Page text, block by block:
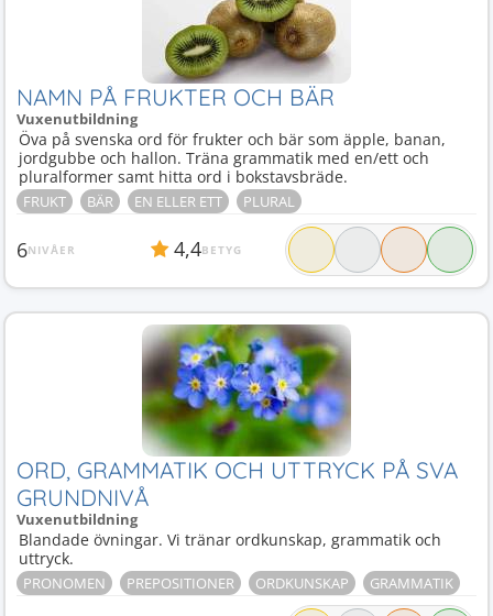
NAMN PÅ FRUKTER OCH BÄR
Vuxenutbildning
Öva på svenska ord för frukter och bär som äpple, banan,
jordgubbe och hallon. Träna grammatik med en/ett och
pluralformer samt hitta ord i bokstavsbräde.
FRUKT BÄR EN ELLER ETT PLURAL
6NIVÅER 4,4BETYG
ORD, GRAMMATIK OCH UTTRYCK PÅ SVA
GRUNDNIVÅ
Vuxenutbildning
Blandade övningar. Vi tränar ordkunskap, grammatik och
uttryck.
PRONOMEN PREPOSITIONER ORDKUNSKAP GRAMMATIK